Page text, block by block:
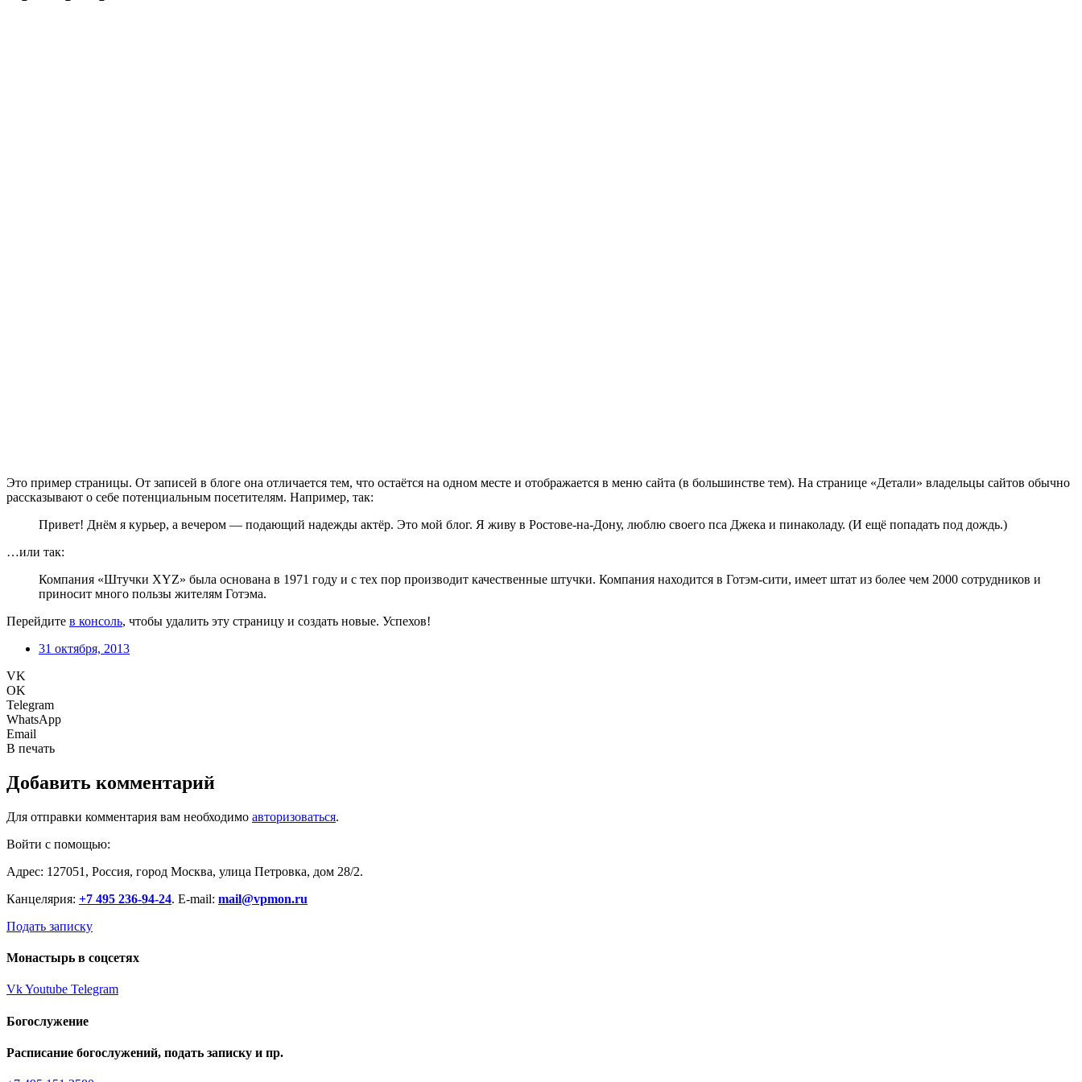
Это пример страницы. От записей в блоге она отличается тем, что остаётся на одном месте и отображается в меню сайта (в большинстве тем). На странице «Детали» владельцы сайтов обычно
рассказывают о себе потенциальным посетителям. Например, так:
Привет! Днём я курьер, а вечером — подающий надежды актёр. Это мой блог. Я живу в Ростове-на-Дону, люблю своего пса Джека и пинаколаду. (И ещё попадать под дождь.)
…или так:
Компания «Штучки XYZ» была основана в 1971 году и с тех пор производит качественные штучки. Компания находится в Готэм-сити, имеет штат из более чем 2000 сотрудников и
приносит много пользы жителям Готэма.
Перейдите в консоль, чтобы удалить эту страницу и создать новые. Успехов!
31 октября, 2013
VK
OK
Telegram
WhatsApp
Email
В печать
Добавить комментарий
Для отправки комментария вам необходимо авторизоваться.
Войти с помощью:
Адрес: 127051, Россия, город Москва, улица Петровка, дом 28/2.
Канцелярия: +7 495 236-94-24. E-mail: mail@vpmon.ru
Подать записку
Монастырь в соцсетях
VkYoutube Telegram
Богослужение
Расписание богослужений, подать записку и пр.